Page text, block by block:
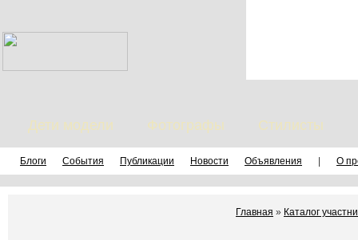
Дети модели Фотографы Стилисты
Блоги События Публикации Новости Объявления О
Главная » Каталог